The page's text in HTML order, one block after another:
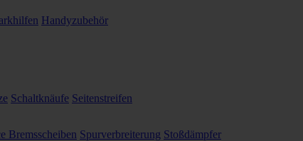
Handyzubehör
Schaltknäufe Seitenstreifen
Bremsscheiben Spurverbreiterung Stoßdämpfer